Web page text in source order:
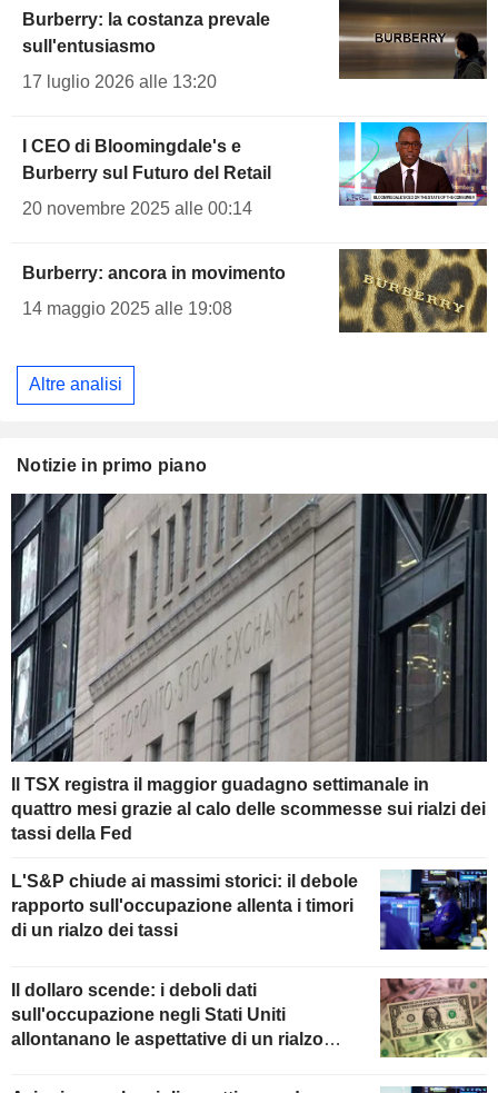
Burberry: la costanza prevale
sull'entusiasmo
17 luglio 2026 alle 13:20
I CEO di Bloomingdale's e
Burberry sul Futuro del Retail
20 novembre 2025 alle 00:14
Burberry: ancora in movimento
14 maggio 2025 alle 19:08
Altre analisi
Notizie in primo piano
Il TSX registra il maggior guadagno settimanale in
quattro mesi grazie al calo delle scommesse sui rialzi dei
tassi della Fed
L'S&P chiude ai massimi storici: il debole
rapporto sull'occupazione allenta i timori
di un rialzo dei tassi
Il dollaro scende: i deboli dati
sull'occupazione negli Stati Uniti
allontanano le aspettative di un rialzo